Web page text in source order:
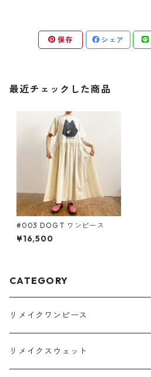
保存 シェア
最近チェックした商品
#003 DOG T ワンピース
¥16,500
CATEGORY
リメイクワンピース
Tシャツ
リメイクスウェット